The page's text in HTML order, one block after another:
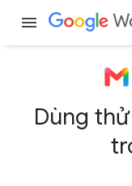
menu
Dùng